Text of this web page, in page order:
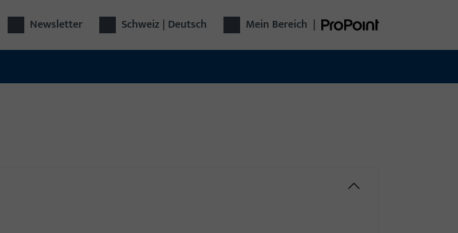
Newsletter Schweiz | Deutsch Mein Bereich |